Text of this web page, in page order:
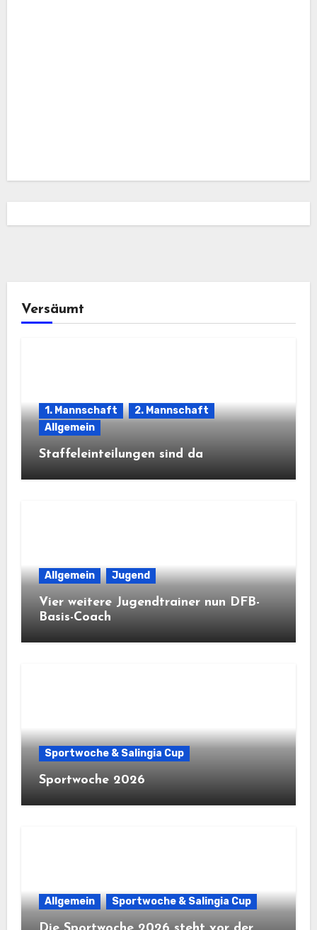
Versäumt
1. Mannschaft
2. Mannschaft
Allgemein
Staffeleinteilungen sind da
Allgemein Jugend
Vier weitere Jugendtrainer nun DFB-
Basis-Coach
Sportwoche & Salingia Cup
Sportwoche 2026
Allgemein Sportwoche & Salingia Cup